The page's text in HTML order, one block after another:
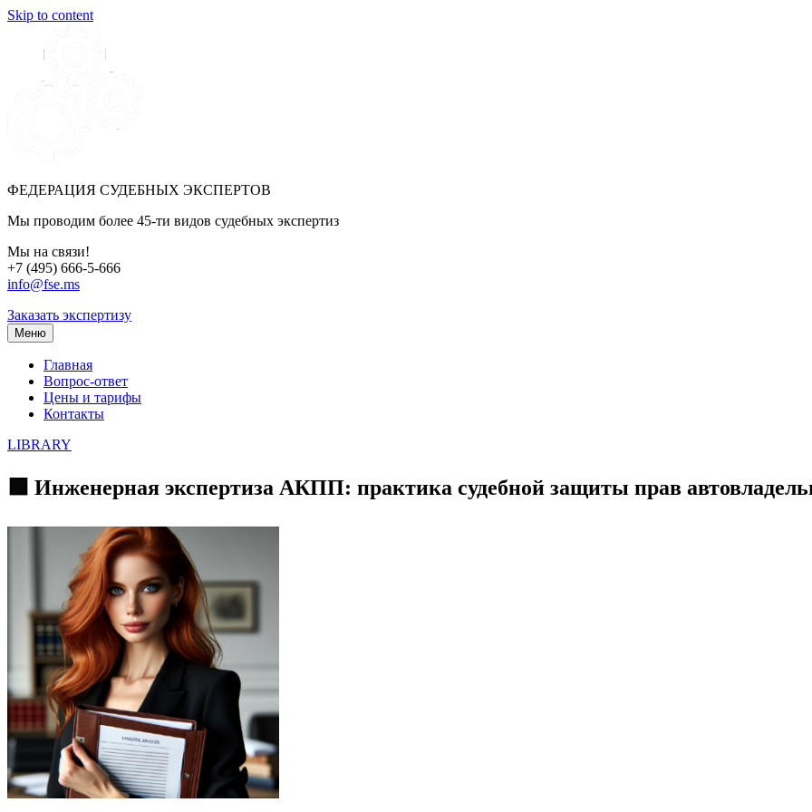
Skip to content
ФЕДЕРАЦИЯ СУДЕБНЫХ ЭКСПЕРТОВ
Мы проводим более 45-ти видов судебных экспертиз
Мы на связи!
+7 (495) 666-5-666
info@fse.ms
Заказать экспертизу
Меню
Главная
Вопрос-ответ
Цены и тарифы
Контакты
LIBRARY
🟩 Инженерная экспертиза АКПП: практика судебной защиты прав